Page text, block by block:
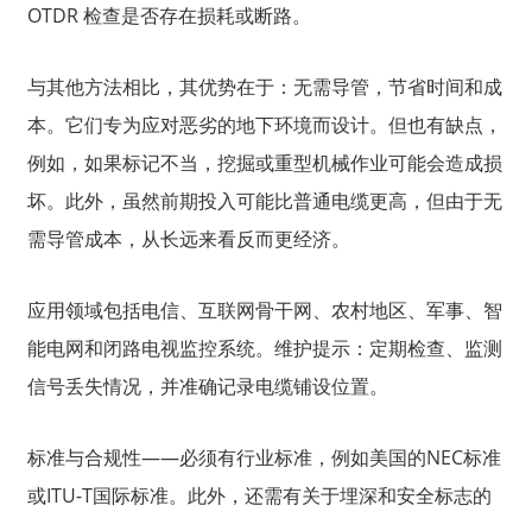
OTDR 检查是否存在损耗或断路。
与其他方法相比，其优势在于：无需导管，节省时间和成
本。它们专为应对恶劣的地下环境而设计。但也有缺点，
例如，如果标记不当，挖掘或重型机械作业可能会造成损
坏。此外，虽然前期投入可能比普通电缆更高，但由于无
需导管成本，从长远来看反而更经济。
应用领域包括电信、互联网骨干网、农村地区、军事、智
能电网和闭路电视监控系统。维护提示：定期检查、监测
信号丢失情况，并准确记录电缆铺设位置。
标准与合规性——必须有行业标准，例如美国的NEC标准
或ITU-T国际标准。此外，还需有关于埋深和安全标志的